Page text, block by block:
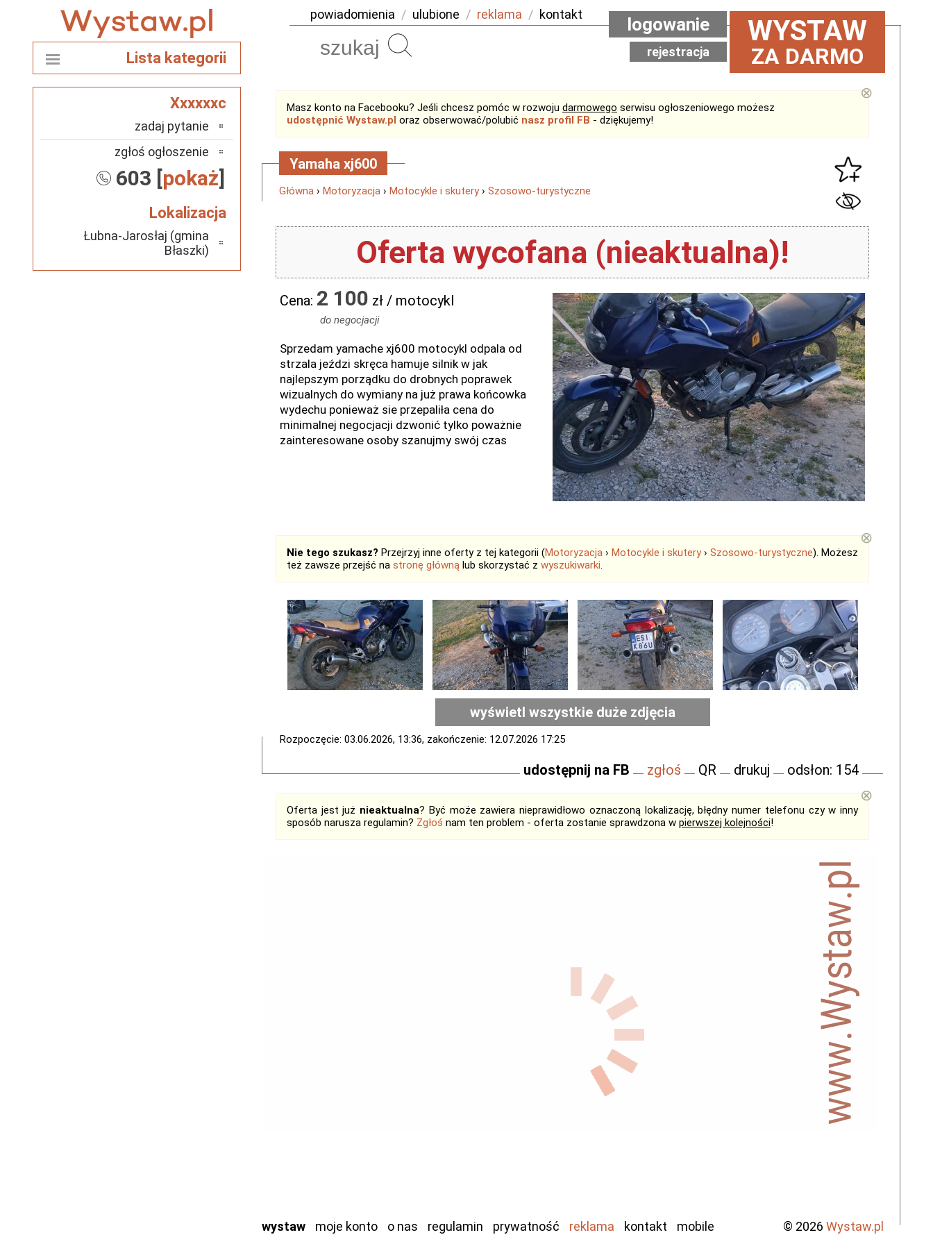
powiadomienia / ulubione / reklama / kontakt WYSTAW
ZA DARMO
logowanie
rejestracja
Masz konto na Facebooku? Jeśli chcesz pomóc w rozwoju darmowego serwisu ogłoszeniowego możesz
udostępnić Wystaw.pl oraz obserwować/polubić nasz profil FB - dziękujemy!
⊗
Yamaha xj600
Główna › Motoryzacja › Motocykle i skutery› Szosowo-turystyczne
Oferta wycofana (nieaktualna)!
Cena: 2 100 zł / motocykl
do negocjacji
Sprzedam yamache xj600 motocykl odpala od
strzala jeździ skręca hamuje silnik w jak
najlepszym porządku do drobnych poprawek
wizualnych do wymiany na już prawa końcowka
wydechu ponieważ sie przepaliła cena do
minimalnej negocjacji dzwonić tylko poważnie
zainteresowane osoby szanujmy swój czas
Nie tego szukasz? Przejrzyj inne oferty z tej kategorii (Motoryzacja › Motocykle i skutery› Szosowo-turystyczne). Możesz
też zawsze przejść na stronę główną lub skorzystać z wyszukiwarki.
⊗
wyświetl wszystkie duże zdjęcia
Rozpoczęcie: 03.06.2026, 13:36, zakończenie: 12.07.2026 17:25
udostępnij na FB zgłoś QR drukuj odsłon: 154
Oferta jest już nieaktualna? Być może zawiera nieprawidłowo oznaczoną lokalizację, błędny numer telefonu czy w inny
sposób narusza regulamin? Zgłoś nam ten problem - oferta zostanie sprawdzona w pierwszej kolejności!
⊗
Lista kategorii
Xxxxxxc
zadaj pytanie
zgłoś ogłoszenie
603 [pokaż]
Lokalizacja
Łubna-Jarosłaj (gmina
Błaszki)
wystaw moje konto o nas regulamin prywatność reklama kontakt mobile © 2026 Wystaw.pl